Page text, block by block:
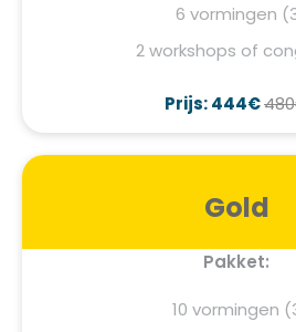
6 vormingen
2 workshops of
Prijs: 444€
Gold
Pakket:
10 vormingen